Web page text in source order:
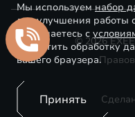
© 2026
Мы используемнабор
для улучшения работы
соглашаетесь с
Запретить обработку
вашего браузера.
Принять